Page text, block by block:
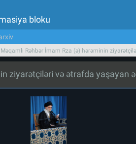
bloku
Rəhbər İmam Rza (ə) hərəminin
ziyarətçiləri və ətrafda yaşayan